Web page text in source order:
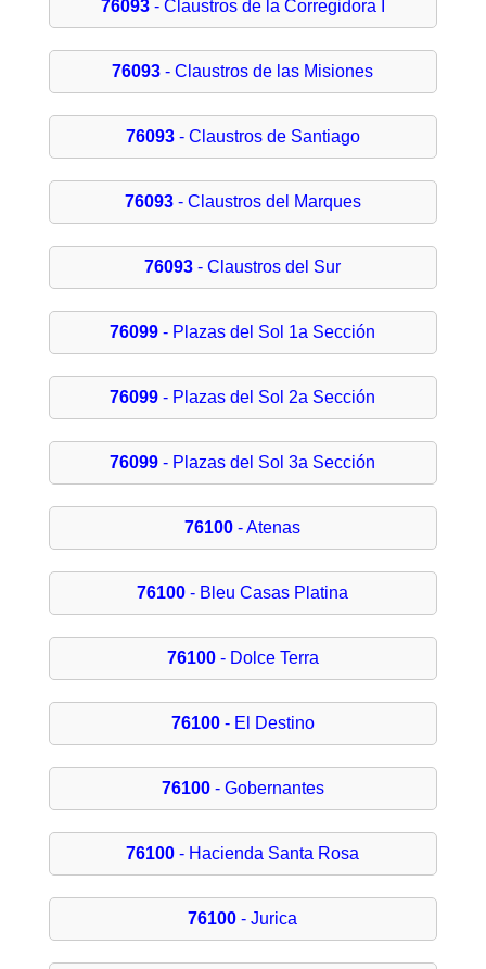
76093- Claustros de la Corregidora I
76093 - Claustros de las Misiones
76093- Claustros de Santiago
76093- Claustros del Marques
76093 - Claustros del Sur
76099 - Plazas del Sol 1a Sección
76099 - Plazas del Sol 2a Sección
76099 - Plazas del Sol 3a Sección
76100 - Atenas
76100 - Bleu Casas Platina
76100- Dolce Terra
76100- El Destino
76100- Gobernantes
76100 - Hacienda Santa Rosa
76100 - Jurica